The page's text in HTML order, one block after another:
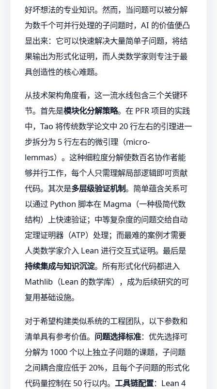
好坏想法的专业知识。然而，当问题可以被分解
为数千个可并行处理的子问题时，AI 的价值便凸
显出来：它可以快速解决大量简单子问题，将结
果输出为形式化证明，而人类数学家则专注于最
具创造性的核心难题。
从技术架构角度看，这一流水线包含三个关键环
节。首先是模块化分解策略。在 PFR 项目的实践
中，Tao 将传统数学论文中 20 行左右的引理进一
步拆分为 5 行左右的微引理（micro-
lemmas）。这种细粒度分解使数百名协作者能
够并行工作，每个人只需理解局部逻辑即可贡献
代码。其次是多层级验证机制。简单蕴含关系可
以通过 Python 脚本在 Magma（一种极简代数
结构）上快速验证；中等复杂度的问题交给自动
定理证明器（ATP）处理；而最难的案例才需要
人类数学家介入 Lean 进行交互式证明。最后是
持续集成与知识沉淀。所有形式化代码都进入
Mathlib（Lean 的数学库），成为后续研究的可
复用基础设施。
对于希望构建类似系统的工程团队，以下参数和
清单具有参考价值。 问题选择标准：优先选择可
分解为 1000 个以上独立子问题的课题，子问题
之间耦合度应低于 20%，且每个子问题的形式化
代码量控制在 50 行以内。 工具链配置：Lean 4